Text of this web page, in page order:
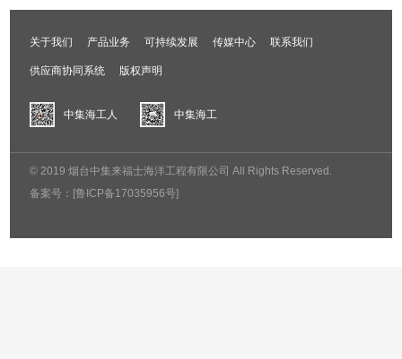
关于我们 产品业务 可持续发展 传媒中心 联系我们
供应商协同系统 版权声明
中集海工人 中集海工
© 2019 烟台中集来福士海洋工程有限公司 All Rights Reserved.
备案号： [鲁ICP备17035956号]